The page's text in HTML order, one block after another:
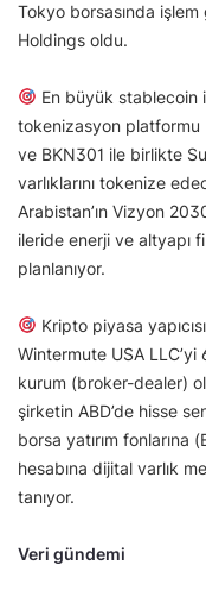
Tokyo borsasında
Holdings oldu.
En büyük stablecoin
tokenizasyon platformu
ve BKN301 ile birlikte
varlıklarını tokenize
Arabistan’ın Vizyon
ileride enerji ve altyapı
planlanıyor.
Kripto piyasa
Wintermute USA LLC’yi
kurum (broker-dealer)
şirketin ABD’de hisse
borsa yatırım fonlarına
hesabına dijital varlık
tanıyor.
Veri gündemi